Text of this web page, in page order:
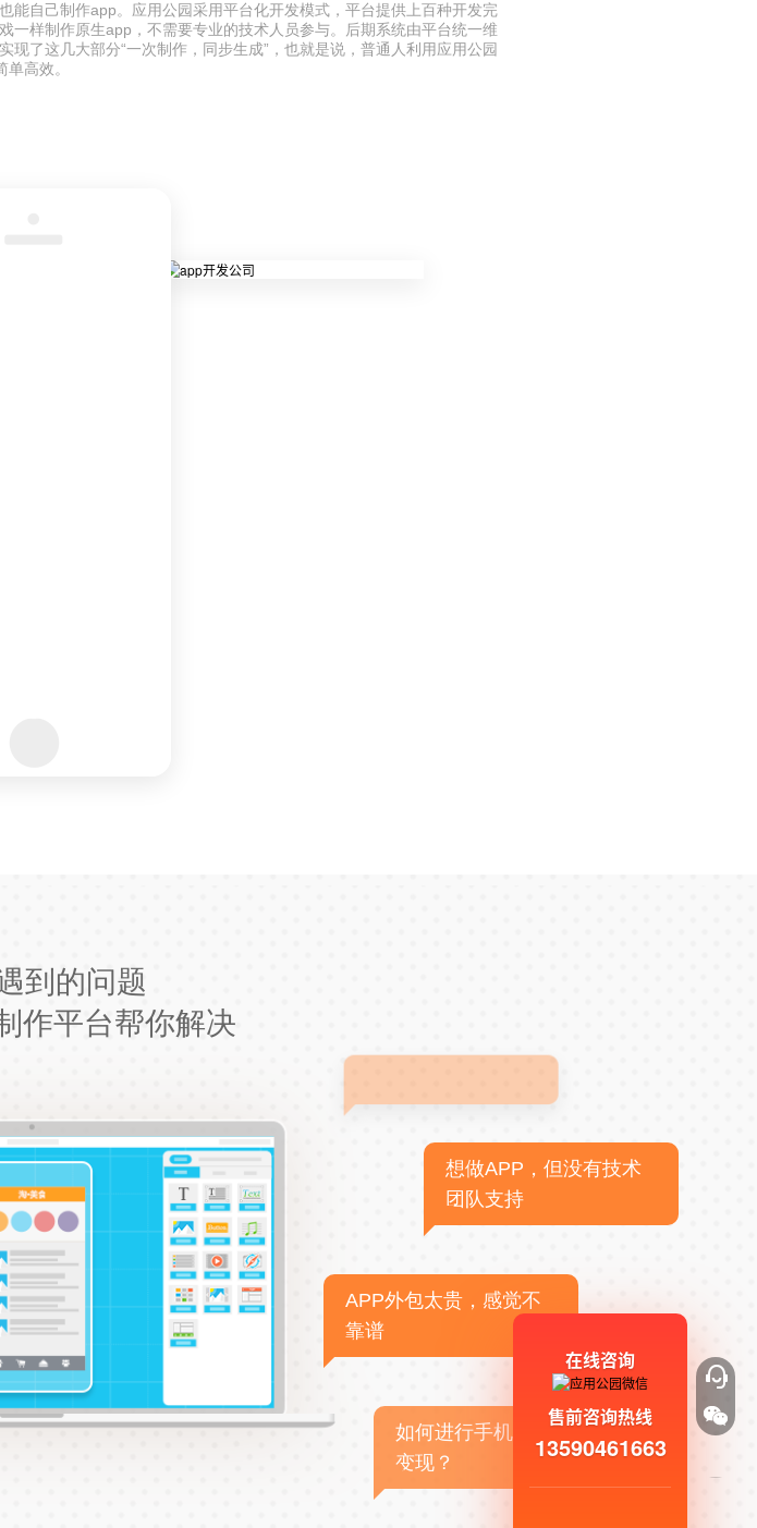
能自己制作app。应用公园采用平台化开发模式，平台提供上百种开发完
样制作原生app，不需要专业的技术人员参与。后期系统由平台统一维
了这几大部分“一次制作，同步生成”，也就是说，普通人利用应用公园
高效。
到的问题
作平台帮你解决
想做APP，但没有技术
团队支持
APP外包太贵，感觉不
靠谱
如何进行手机APP商业
变现？
在线咨询
售前咨询热线
13590461663